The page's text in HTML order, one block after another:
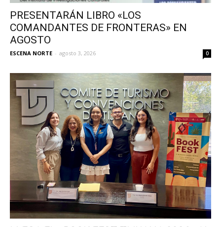
PRESENTARÁN LIBRO «LOS
COMANDANTES DE FRONTERAS» EN
AGOSTO
ESCENA NORTE - agosto 3, 2026 0